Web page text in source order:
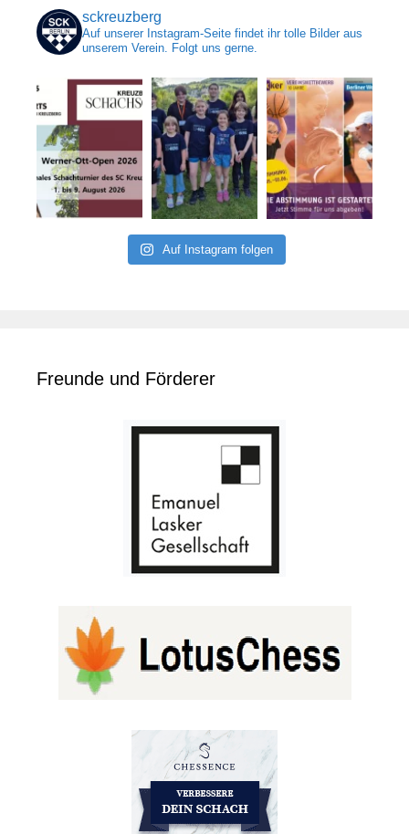
sckreuzberg
Auf unserer Instagram-Seite findet ihr tolle Bilder aus
unserem Verein. Folgt uns gerne.
Auf Instagram folgen
Freunde und Förderer